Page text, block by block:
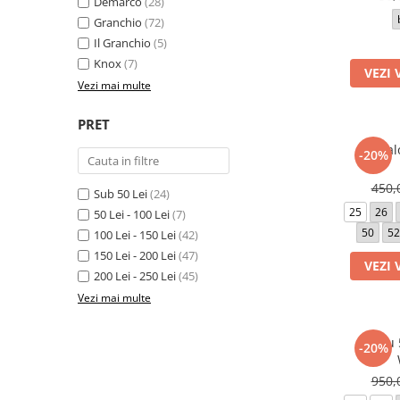
Granchio (72)
Il Granchio (5)
Knox(7)
Vezi mai multe
PRET
Sub 50 Lei(24)
50 Lei - 100 Lei(7)
100 Lei - 150 Lei(42)
150 Lei - 200 Lei(47)
200 Lei - 250 Lei(45)
Vezi mai multe
VEZI
-20%
25 26
50
52
VEZI
-20%
Sacou